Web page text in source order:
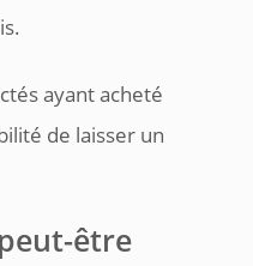
ayant acheté
de laisser un
être